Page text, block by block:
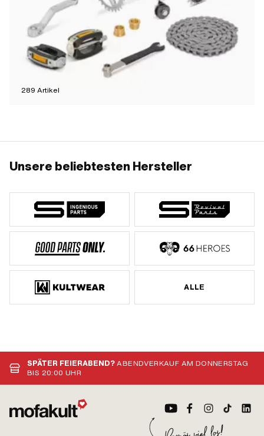
289 Artikel
Unsere beliebtesten Hersteller
ALLE
SPÄTER FEIERABEND?ABENDVERKAUF AM DONNERSTAG
BIS 20:00 UHR